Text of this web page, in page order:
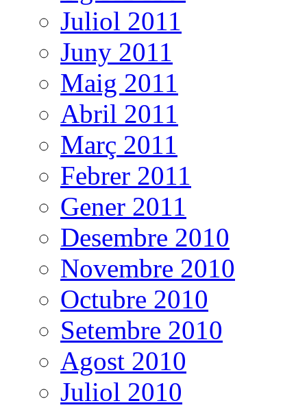
Juliol 2011
Juny 2011
Maig 2011
Abril 2011
Març 2011
Febrer 2011
Gener 2011
Desembre 2010
Novembre 2010
Octubre 2010
Setembre 2010
Agost 2010
Juliol 2010